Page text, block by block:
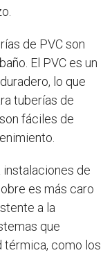
de PVC son
El PVC es un
lo que
tuberías de
fáciles de
de
es más caro
a la
que
térmica, como los